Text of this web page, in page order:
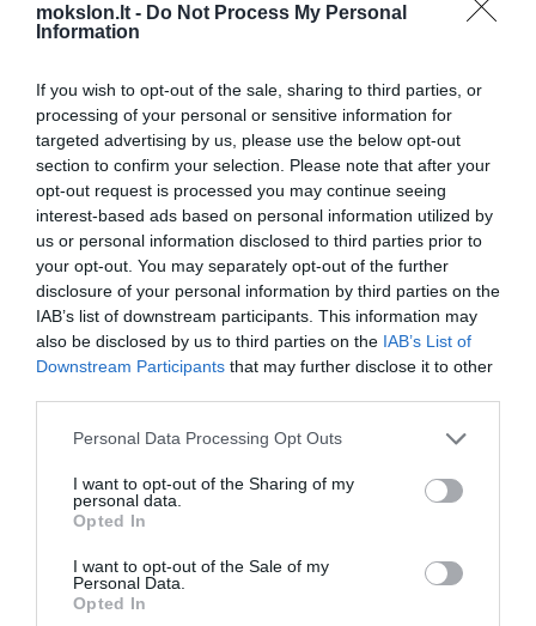
mokslon.lt - Do Not Process My Personal
Information
If you wish to opt-out of the sale, sharing to third parties, or
processing of your personal or sensitive information for
targeted advertising by us, please use the below opt-out
section to confirm your selection. Please note that after your
opt-out request is processed you may continue seeing
interest-based ads based on personal information utilized by
us or personal information disclosed to third parties prior to
your opt-out. You may separately opt-out of the further
disclosure of your personal information by third parties on the
IAB’s list of downstream participants. This information may
also be disclosed by us to third parties on the IAB’s List of
Downstream Participants that may further disclose it to other
Personal Data Processing Opt Outs
I want to opt-out of the Sharing of my
personal data.
Opted In
I want to opt-out of the Sale of my
Personal Data.
Opted In
Astronomai ieškos ateivių miestų
Mokslininkai rado sąsają tarp
šaltų žiemų ir saulės aktyvumo
Pietų ašigalyje rekordiškai
pakilusi temperatūra
Chronišką nuovargį gali sukelti virusas
Švedijos mokslininkai
prognozuoja labai šaltą žiemą
Genetiškai modifikuoti augalai sintetina
plastmasei gaminti reikalingus
komponentus
Pentagono užsakymu kuriamas
robotas – kirminas „Meshworm“
Astronomai aptiko dar vieną planetą,
Keisčiausios pasaulio salos